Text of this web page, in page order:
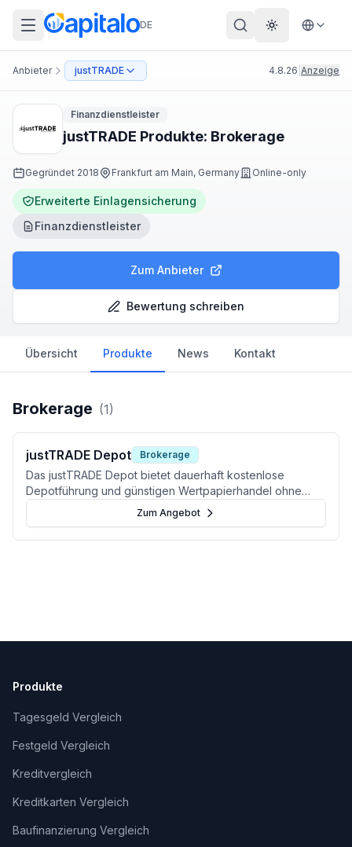
DE Theme
Anbieter justTRADE 4.8.26 Anzeige
Finanzdienstleister
justTRADE Produkte: Brokerage
Gegründet 2018 Frankfurt am Main, Germany Online-only
Erweiterte Einlagensicherung
Finanzdienstleister
Zum Anbieter
Bewertung schreiben
Übersicht Produkte News Kontakt
Brokerage (1)
justTRADE Depot Brokerage
Das justTRADE Depot bietet dauerhaft kostenlose
Depotführung und günstigen Wertpapierhandel ohne
Ordergebühr (nur 1 € Fremdkosten). Ideal für Aktien,
Zum Angebot
Produkte
Tagesgeld Vergleich
Festgeld Vergleich
Kreditvergleich
Kreditkarten Vergleich
Baufinanzierung Vergleich